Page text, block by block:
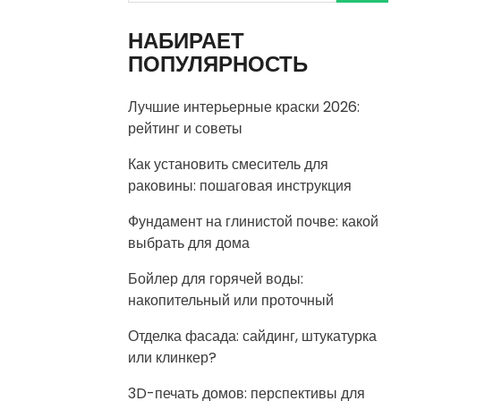
НАБИРАЕТ
ПОПУЛЯРНОСТЬ
Лучшие интерьерные краски 2026:
рейтинг и советы
Как установить смеситель для
раковины: пошаговая инструкция
Фундамент на глинистой почве: какой
выбрать для дома
Бойлер для горячей воды:
накопительный или проточный
Отделка фасада: сайдинг, штукатурка
или клинкер?
3D-печать домов: перспективы для